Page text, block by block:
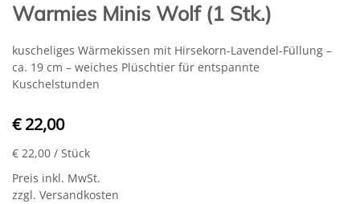
Warmies Minis Wolf (1 Stk.)
kuscheliges Wärmekissen mit Hirsekorn-Lavendel-Füllung –
ca. 19 cm – weiches Plüschtier für entspannte
Kuschelstunden
€ 22,00
€ 22,00 / Stück
Preis inkl. MwSt.
zzgl. Versandkosten